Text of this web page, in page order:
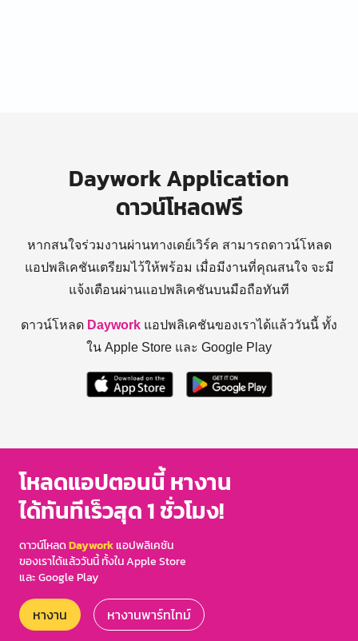
Daywork Application
ดาวน์โหลดฟรี
หากสนใจร่วมงานผ่านทางเดย์เวิร์ค สามารถดาวน์โหลด
แอปพลิเคชันเตรียมไว้ให้พร้อม เมื่อมีงานที่คุณสนใจ จะมี
แจ้งเตือนผ่านแอปพลิเคชันบนมือถือทันที
ดาวน์โหลด Daywork แอปพลิเคชันของเราได้แล้ววันนี้ ทั้ง
ใน Apple Store และ Google Play
โหลดแอปตอนนี้ หางาน
ได้ทันทีเร็วสุด 1 ชั่วโมง!
ดาวน์โหลดDayworkแอปพลิเคชัน
ของเราได้แล้ววันนี้ ทั้งใน Apple Store
และ Google Play
หางาน หางานพาร์ทไทม์